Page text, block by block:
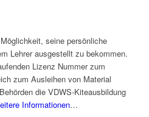
seine persönliche
Lehrer ausgestellt zu bekommen.
Lizenz Nummer zum
zum Ausleihen von Material
die VDWS-Kiteausbildung
Informationen…